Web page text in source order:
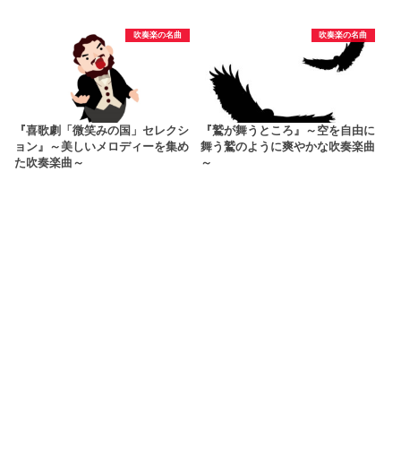
吹奏楽の名曲
『喜歌劇「微笑みの国」セレクシ
ョン』～美しいメロディーを集め
た吹奏楽曲～
吹奏楽の名曲
『鷲が舞うところ』～空を自由に
舞う鷲のように爽やかな吹奏楽曲
～